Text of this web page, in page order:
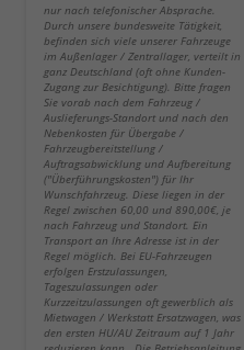
nur nach telefonischer Absprache.
Durch unsere bundesweite Tätigkeit,
befinden sich viele unserer Fahrzeuge
im Außenlager / Zentrallager, verteilt in
ganz Deutschland (oft ohne Kunden-
Zugang zur Besichtigung). Bitte fragen
Sie vorab nach dem Fahrzeug /
Auslieferungs-Standort und nach den
Nebenkosten für Übergabe /
Fahrzeugbereitstellung /
Auftragsabwicklung und Aufbereitung
("Überführungskosten") für Ihr
Wunschfahrzeug. Diese liegen in der
Regel zwischen 60,00 und 890,00€, je
nach Fahrzeug und Standort. Ein
Transport an Ihre Adresse ist in der
Regel möglich. Bei EU-Fahrzeugen
erfolgen Erstzulassungen,
Tageszulassungen oder
Kurzzeitzulassungen oft gewerblich als
Mietwagen / Werkstatt Ersatzwagen, was
den ersten HU/AU Zeitraum auf 1 Jahr